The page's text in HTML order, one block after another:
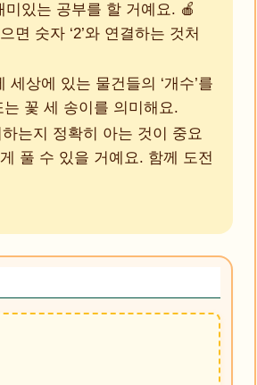
있는 공부를 할 거예요. 🍎
면 숫자 ‘2’와 연결하는 것처
상에 있는 물건들의 ‘개수’를
는 꽃 세 송이를 의미해요.
는지 정확히 아는 것이 중요
풀 수 있을 거예요. 함께 도전